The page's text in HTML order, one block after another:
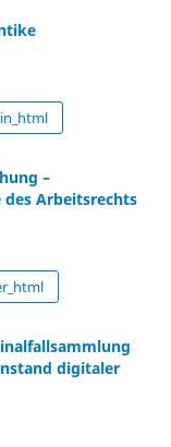
–
Arbeitsrechts
digitaler